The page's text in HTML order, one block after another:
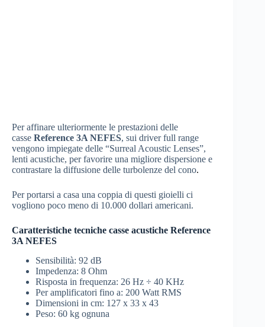
Per affinare ulteriormente le prestazioni delle
casse Reference 3A NEFES, sui driver full range
vengono impiegate delle “Surreal Acoustic Lenses”,
lenti acustiche, per favorire una migliore dispersione e
contrastare la diffusione delle turbolenze del cono.
Per portarsi a casa una coppia di questi gioielli ci
vogliono poco meno di 10.000 dollari americani.
Caratteristiche tecniche casse acustiche Reference
3A NEFES
Sensibilità: 92 dB
Impedenza: 8 Ohm
Risposta in frequenza: 26 Hz ÷ 40 KHz
Per amplificatori fino a: 200 Watt RMS
Dimensioni in cm: 127 x 33 x 43
Peso: 60 kg ognuna